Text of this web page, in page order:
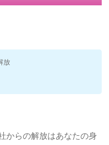
放
からの解放はあなたの身